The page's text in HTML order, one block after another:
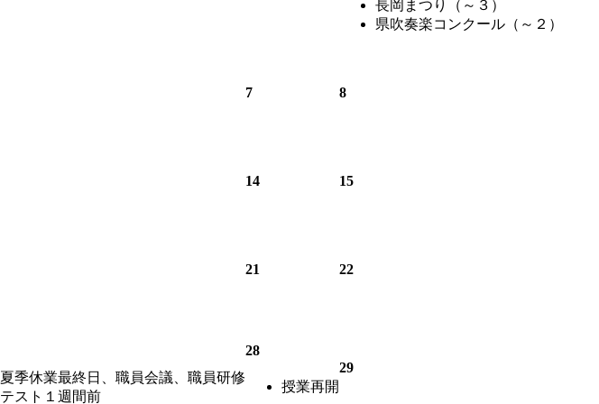
長岡まつり（～３）
県吹奏楽コンクール（～２）
7 8
14 15
21 22
夏季休業最終日、職員会議、職員研修
テスト１週間前
28
授業再開
29